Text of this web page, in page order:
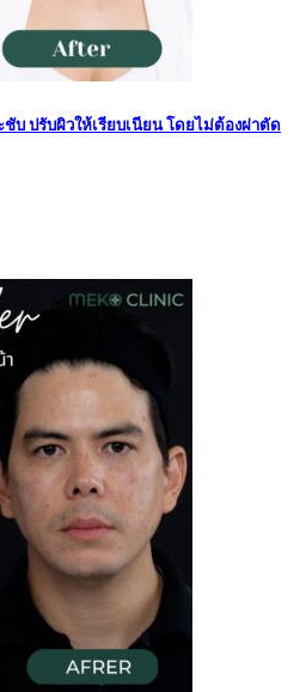
บ ปรับผิวให้เรียบเนียน โดยไม่ต้องผ่าตัด